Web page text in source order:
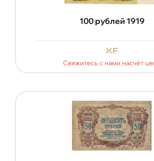
100 рублей 1919
xf
Свяжитесь с нами насчёт